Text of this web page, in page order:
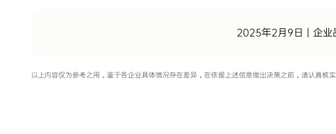
2025年2月9日 企业
以上内容仅为参考之用，鉴于各企业具体情况存在差异，在依据上述信息做出决策之前，请认真